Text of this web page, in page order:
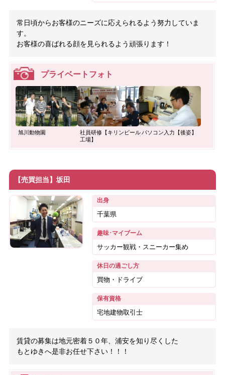
常日頃からお客様のニーズに応えられるよう努力していま
す。
お客様の喜ばれる顔を見られるよう頑張ります！
プライベートフォト
旭川動物園
社員研修【キリンビール
工場】
パソコン入力【後姿】
【売買担当】坂田
出身
千葉県
趣味･マイブーム
サッカー観戦・スニーカー集め
休日の過ごし方
買物・ドライブ
保有資格
宅地建物取引士
賃貸の募集は地元密着５０年、浦安を知り尽くした
もとゆきへ是非お任せ下さい！！！